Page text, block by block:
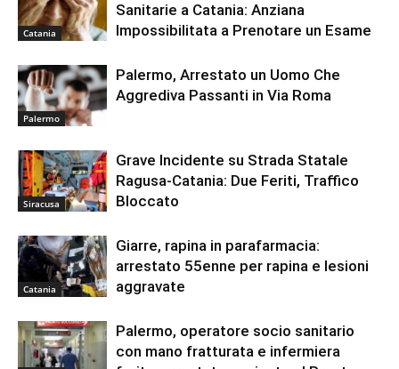
Catania
Sanitarie a Catania: Anziana
Impossibilitata a Prenotare un Esame
Palermo
Palermo, Arrestato un Uomo Che
Aggrediva Passanti in Via Roma
Siracusa
Grave Incidente su Strada Statale
Ragusa-Catania: Due Feriti, Traffico
Bloccato
Catania
Giarre, rapina in parafarmacia:
arrestato 55enne per rapina e lesioni
aggravate
Palermo, operatore socio sanitario
con mano fratturata e infermiera